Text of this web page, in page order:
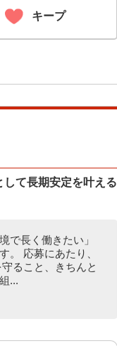
キープ
て長期安定を叶える
で長く働きたい」
。 応募にあたり、
ること、きちんと
...